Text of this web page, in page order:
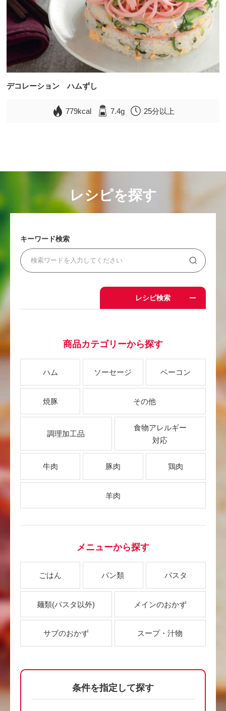
デコレーション ハムずし
779kcal 7.4g 25分以上
レシピを探す
キーワード検索
レシピ検索
商品カテゴリーから探す
ハム ソーセージ ベーコン
焼豚 その他
調理加工品
食物アレルギー
対応
牛肉 豚肉 鶏肉
羊肉
メニューから探す
ごはん パン類 パスタ
麺類(パスタ以外) メインのおかず
サブのおかず スープ・汁物
条件を指定して探す